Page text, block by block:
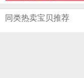
同类热卖宝贝推荐